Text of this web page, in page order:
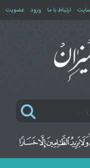
ارتباط با ما ورود عضویت